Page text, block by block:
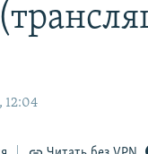
12:04